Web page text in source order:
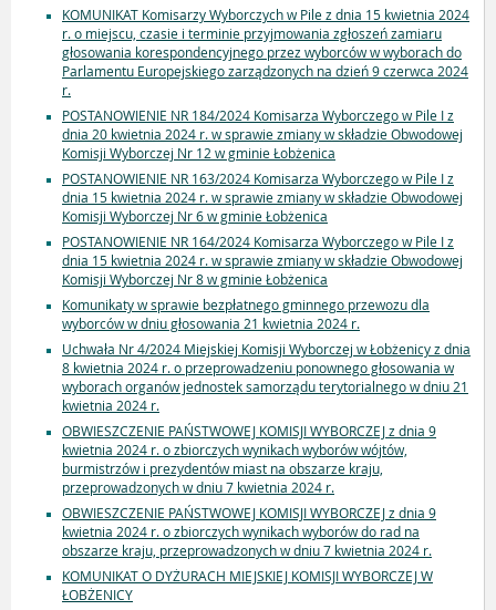
KOMUNIKAT Komisarzy Wyborczych w Pile z dnia 15 kwietnia 2024
r. o miejscu, czasie i terminie przyjmowania zgłoszeń zamiaru
głosowania korespondencyjnego przez wyborców w wyborach do
Parlamentu Europejskiego zarządzonych na dzień 9 czerwca 2024
r.
POSTANOWIENIE NR 184/2024 Komisarza Wyborczego w Pile I z
dnia 20 kwietnia 2024 r. w sprawie zmiany w składzie Obwodowej
Komisji Wyborczej Nr 12 w gminie Łobżenica
POSTANOWIENIE NR 163/2024 Komisarza Wyborczego w Pile I z
dnia 15 kwietnia 2024 r. w sprawie zmiany w składzie Obwodowej
Komisji Wyborczej Nr 6 w gminie Łobżenica
POSTANOWIENIE NR 164/2024 Komisarza Wyborczego w Pile I z
dnia 15 kwietnia 2024 r. w sprawie zmiany w składzie Obwodowej
Komisji Wyborczej Nr 8 w gminie Łobżenica
Komunikaty w sprawie bezpłatnego gminnego przewozu dla
wyborców w dniu głosowania 21 kwietnia 2024 r.
Uchwała Nr 4/2024 Miejskiej Komisji Wyborczej w Łobżenicy z dnia
8 kwietnia 2024 r. o przeprowadzeniu ponownego głosowania w
wyborach organów jednostek samorządu terytorialnego w dniu 21
kwietnia 2024 r.
OBWIESZCZENIE PAŃSTWOWEJ KOMISJI WYBORCZEJ z dnia 9
kwietnia 2024 r. o zbiorczych wynikach wyborów wójtów,
burmistrzów i prezydentów miast na obszarze kraju,
przeprowadzonych w dniu 7 kwietnia 2024 r.
OBWIESZCZENIE PAŃSTWOWEJ KOMISJI WYBORCZEJ z dnia 9
kwietnia 2024 r. o zbiorczych wynikach wyborów do rad na
obszarze kraju, przeprowadzonych w dniu 7 kwietnia 2024 r.
KOMUNIKAT O DYŻURACH MIEJSKIEJ KOMISJI WYBORCZEJ W
ŁOBŻENICY